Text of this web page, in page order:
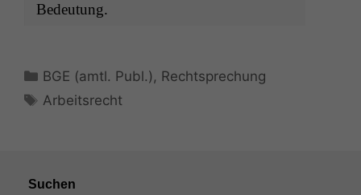
Bedeutung.
Kategorien
BGE (amtl. Publ.) , Rechtsprechung
Schlagwörter
Arbeitsrecht
Suchen